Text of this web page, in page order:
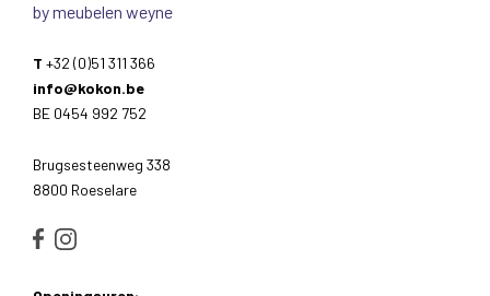
by meubelen weyne
T +32 (0)51 311 366
info@kokon.be
BE 0454 992 752
Brugsesteenweg 338
8800 Roeselare